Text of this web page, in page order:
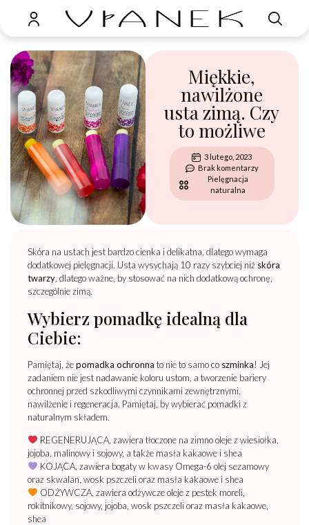
Miękkie,
nawilżone
usta zimą. Czy
to możliwe
3 lutego, 2023
Brak komentarzy
Pielęgnacja
naturalna
Skóra na ustach jest bardzo cienka i delikatna, dlatego wymaga
dodatkowej pielęgnacji. Usta wysychają 10 razy szybciej niż skóra
twarzy, dlatego ważne, by stosować na nich dodatkową ochronę,
szczególnie zimą.
Wybierz pomadkę idealną dla
Ciebie:
Pamiętaj, żepomadka ochronna to nie to samo co szminka! Jej
zadaniem nie jest nadawanie koloru ustom, a tworzenie bariery
ochronnej przed szkodliwymi czynnikami zewnętrznymi,
nawilżenie i regeneracja. Pamiętaj, by wybierać pomadki z
naturalnym składem.
REGENERUJĄCA, zawiera tłoczone na zimno oleje z wiesiołka,
jojoba, malinowy i sojowy, a także masła kakaowe i shea
KOJĄCA, zawiera bogaty w kwasy Omega-6 olej sezamowy
oraz skwalan, wosk pszczeli oraz masła kakaowe i shea
ODŻYWCZA, zawiera odżywcze oleje z pestek moreli,
rokitnikowy, sojowy, jojoba, wosk pszczeli oraz masła kakaowe,
shea